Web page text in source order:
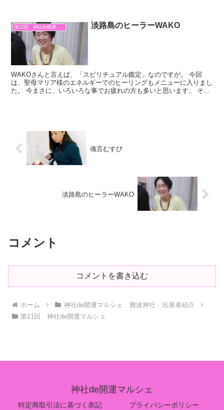
淡路島のヒーラーWAKO
WAKOさんと言えば、「スピリチュアル鑑定」なのですが。 今回
は、聖母マリア様のエネルギーでのヒーリングもメニューに入りまし
た。 今まさに、いろいろな事でお疲れの方も多いと思います。 その
魂言むすび
淡路島のヒーラーWAKO
コメント
コメントを書き込む
ホーム
神社de開運マルシェ 難波神社 出展者紹介
第11回 神社de開運マルシェ
神社de開運マルシェ
特定商取引法に基づく表記 プライバシーポリシー